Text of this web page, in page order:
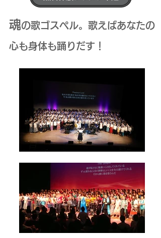
魂の歌ゴスペル。歌えばあなたの
心も身体も踊りだす！